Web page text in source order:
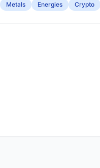
Metals Energies Crypto